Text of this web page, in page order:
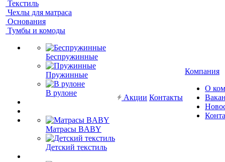
Текстиль
Чехлы для матраса
Основания
Тумбы и комоды
Беспружинные
Пружинные
В рулоне
Матрасы BABY
Детский текстиль
Акции Контакты
Компания
О